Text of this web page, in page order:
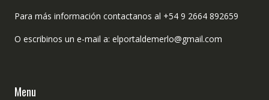
Para más información contactanos al +54 9 2664 892659
O escribinos un e-mail a: elportaldemerlo@gmail.com
Menu